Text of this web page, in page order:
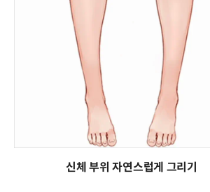
신체 부위 자연스럽게 그리기